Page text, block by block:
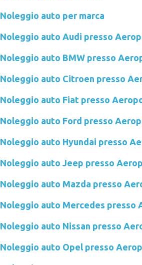
Noleggio auto per marca
Noleggio auto Audi presso
Noleggio auto BMW presso
Noleggio auto Citroen presso
Noleggio auto Fiat presso
Noleggio auto Ford presso
Noleggio auto Hyundai presso
Noleggio auto Jeep presso
Noleggio auto Mazda presso
Noleggio auto Mercedes presso
Noleggio auto Nissan presso
Noleggio auto Opel presso